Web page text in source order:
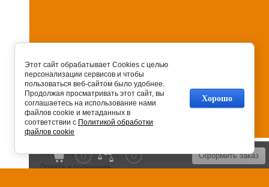
Оформить заказ
0 0
На главную
Оплата и получение
Этот сайт обрабатывает Cookies с целью
персонализации сервисов и чтобы
пользоваться веб-сайтом было удобнее.
Продолжая просматривать этот сайт, вы
соглашаетесь на использование нами
файлов cookie и метаданных в
соответствии с Политикой обработки
файлов cookie
Хорошо